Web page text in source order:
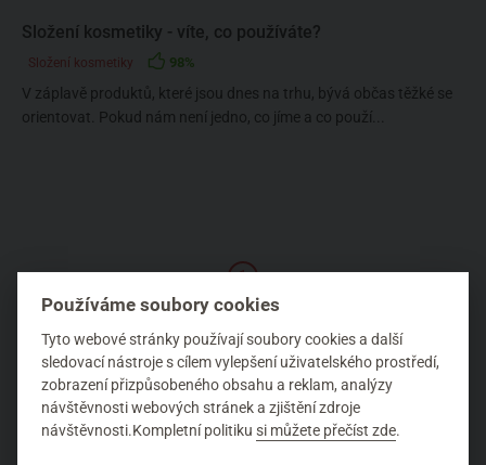
Složení kosmetiky - víte, co používáte?
Složení kosmetiky 98%
V záplavě produktů, které jsou dnes na trhu, bývá občas těžké se
orientovat. Pokud nám není jedno, co jíme a co použí...
1
NEJČASTĚJŠÍ ŠTÍTKY AUTORA
Acorelle Ájurvéda Alergie Aloe vera
Používáme soubory cookies
Tyto webové stránky používají soubory cookies a další
sledovací nástroje s cílem vylepšení uživatelského prostředí,
zobrazení přizpůsobeného obsahu a reklam, analýzy
návštěvnosti webových stránek a zjištění zdroje
návštěvnosti.Kompletní politikusi můžete přečíst zde.